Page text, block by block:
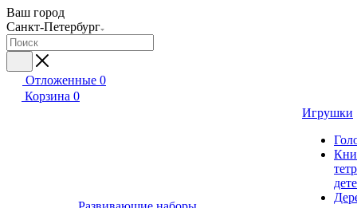
Ваш город
Санкт-Петербург
Отложенные 0
Корзина 0
Игрушки